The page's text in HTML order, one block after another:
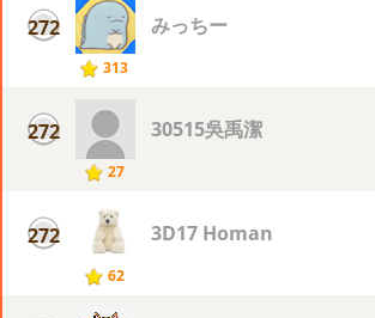
272
313
みっちー
272
27
30515吳禹潔
272
62
3D17 Homan